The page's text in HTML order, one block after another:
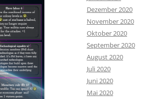
Dezember 2020
November 2020
Oktober 2020
September 2020
August 2020
Juli 2020
Juni 2020
Mai 2020